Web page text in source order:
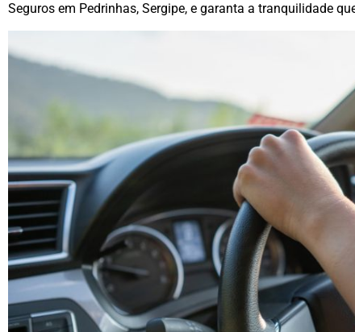
Seguros em Pedrinhas, Sergipe, e garanta a tranquilidade